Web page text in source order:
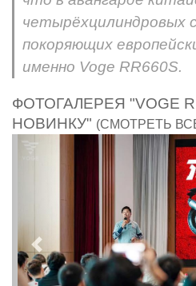
четырёхцилиндровых
покоряющих
именно Voge RR660S.
ФОТОГАЛЕРЕЯ "VOGE
НОВИНКУ" (СМОТРЕТЬ
Предыдущий